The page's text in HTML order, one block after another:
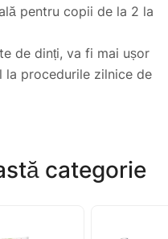
pentru copii de la 2 la
de dinți, va fi mai ușor
la procedurile zilnice de
atunci când își spală
ușor suprafața
și a bolilor gingivale.
categorie